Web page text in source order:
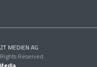
MEDIEN AG
Reserved.